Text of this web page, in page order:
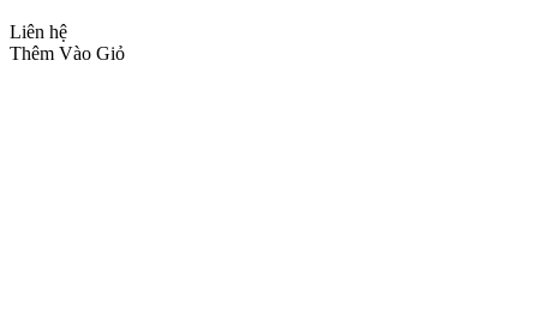
Liên hệ
Thêm Vào Giỏ